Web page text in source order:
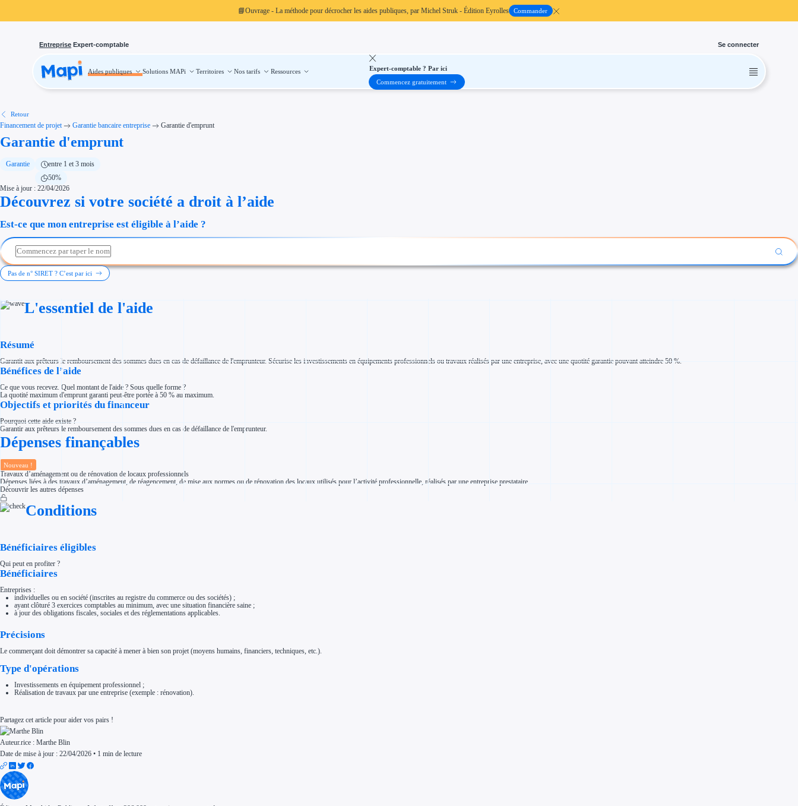
📘Ouvrage - La méthode pour décrocher les aides publiques, par Michel Struk - Édition Eyrolles Commander
Entreprise Expert-comptable Se connecter
Aides publiques Solutions MAPi Territoires Nos tarifs Ressources
Aides publiques
Investissement
Thématiques
Financement innovation
Cession d'entreprise
Entreprise en difficulté
Type de financements
Aides sans remboursement
Subventions
Investir dans une entreprise
Aides Urssaf
Prêts publics
Par financeur
Aides ADEME
Tous les financeurs
Solutions MAPi
Quelles aides pour votre secteur ?
Ouvrage
Territoires
Aides Région Bourgogne-Franche-Comté
Aides Région Bretagne
Aides Région Centre-Val de Loire
Aides Région Guyane
Aides Région Martinique
Aides Région Mayotte
Aides Région Réunion
Nos tarifs
Ressources
FAQ
Blog
Contactez-nous
Expert-comptable ? Par ici
Commencez gratuitement
Retour
Financement de projet Garantie bancaire entreprise Garantie d'emprunt
Garantie d'emprunt
Garantie
entre 1 et 3 mois
50%
Mise à jour : 22/04/2026
Découvrez si votre société a droit à l’aide
Est-ce que mon entreprise est éligible à l’aide ?
Pas de n° SIRET ? C’est par ici
L'essentiel de l'aide
Résumé
Garantit aux prêteurs le remboursement des sommes dues en cas de défaillance de l'emprunteur. Sécurise les investissements en équipements professionnels ou travaux réalisés par une entreprise, avec une quotité garantie pouvant atteindre 50 %.
Bénéfices de l’aide
Ce que vous recevez. Quel montant de l'aide ? Sous quelle forme ?
La quotité maximum d'emprunt garanti peut-être portée à 50 % au maximum.
Objectifs et priorités du financeur
Pourquoi cette aide existe ?
Garantir aux prêteurs le remboursement des sommes dues en cas de défaillance de l'emprunteur.
Dépenses finançables
Nouveau !
Travaux d’aménagement ou de rénovation de locaux professionnels
Dépenses liées à des travaux d’aménagement, de réagencement, de mise aux normes ou de rénovation des locaux utilisés pour l’activité professionnelle, réalisés par une entreprise prestataire.
Découvrir les autres dépenses
Conditions
Bénéficiaires éligibles
Qui peut en profiter ?
Bénéficiaires
Entreprises :
individuelles ou en société (inscrites au registre du commerce ou des sociétés) ;
ayant clôturé 3 exercices comptables au minimum, avec une situation financière saine ;
à jour des obligations fiscales, sociales et des réglementations applicables.
Précisions
Le commerçant doit démontrer sa capacité à mener à bien son projet (moyens humains, financiers, techniques, etc.).
Type d'opérations
Investissements en équipement professionnel ;
Réalisation de travaux par une entreprise (exemple : rénovation).
Partagez cet article pour aider vos pairs !
Auteur.rice : Marthe Blin
Date de mise à jour : 22/04/2026 • 1 min de lecture